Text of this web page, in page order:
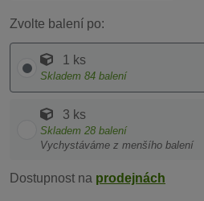
Zvolte balení po:
1 ks
Skladem 84 balení
3 ks
Skladem 28 balení
Vychystáváme z menšího balení
Dostupnost na prodejnách